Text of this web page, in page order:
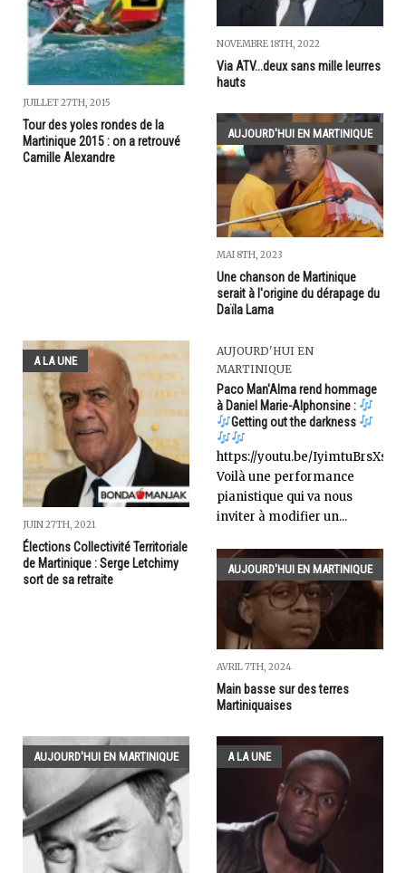
JUILLET 27TH, 2015
Tour des yoles rondes de la
Martinique 2015 : on a retrouvé
Camille Alexandre
NOVEMBRE 18TH, 2022
Via ATV...deux sans mille leurres
hauts
AUJOURD'HUI EN MARTINIQUE
MAI 8TH, 2023
Une chanson de Martinique
serait à l'origine du dérapage du
Daïla Lama
A LA UNE
JUIN 27TH, 2021
Élections Collectivité Territoriale
de Martinique : Serge Letchimy
sort de sa retraite
AUJOURD'HUI EN
MARTINIQUE
Paco Man'Alma rend hommage
à Daniel Marie-Alphonsine :
Getting out the darkness
https://youtu.be/IyimtuBrsXs
Voilà une performance
pianistique qui va nous
inviter à modifier un...
AUJOURD'HUI EN MARTINIQUE
AVRIL 7TH, 2024
Main basse sur des terres
Martiniquaises
AUJOURD'HUI EN MARTINIQUE A LA UNE